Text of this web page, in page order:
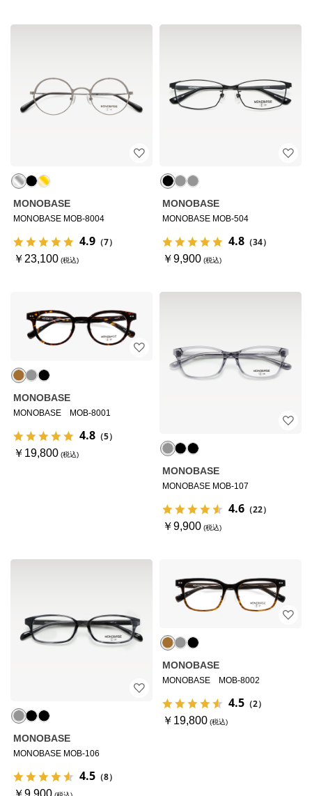
MONOBASE
MONOBASE MOB-8004
4.9 （7）
￥23,100
MONOBASE
MONOBASE MOB-504
4.8 （34）
￥9,900
MONOBASE
MONOBASE MOB-8001
4.8 （5）
￥19,800
MONOBASE
MONOBASE MOB-107
4.6 （22）
￥9,900
MONOBASE
MONOBASE MOB-106
4.5 （8）
￥9,900
MONOBASE
MONOBASE MOB-8002
4.5 （2）
￥19,800